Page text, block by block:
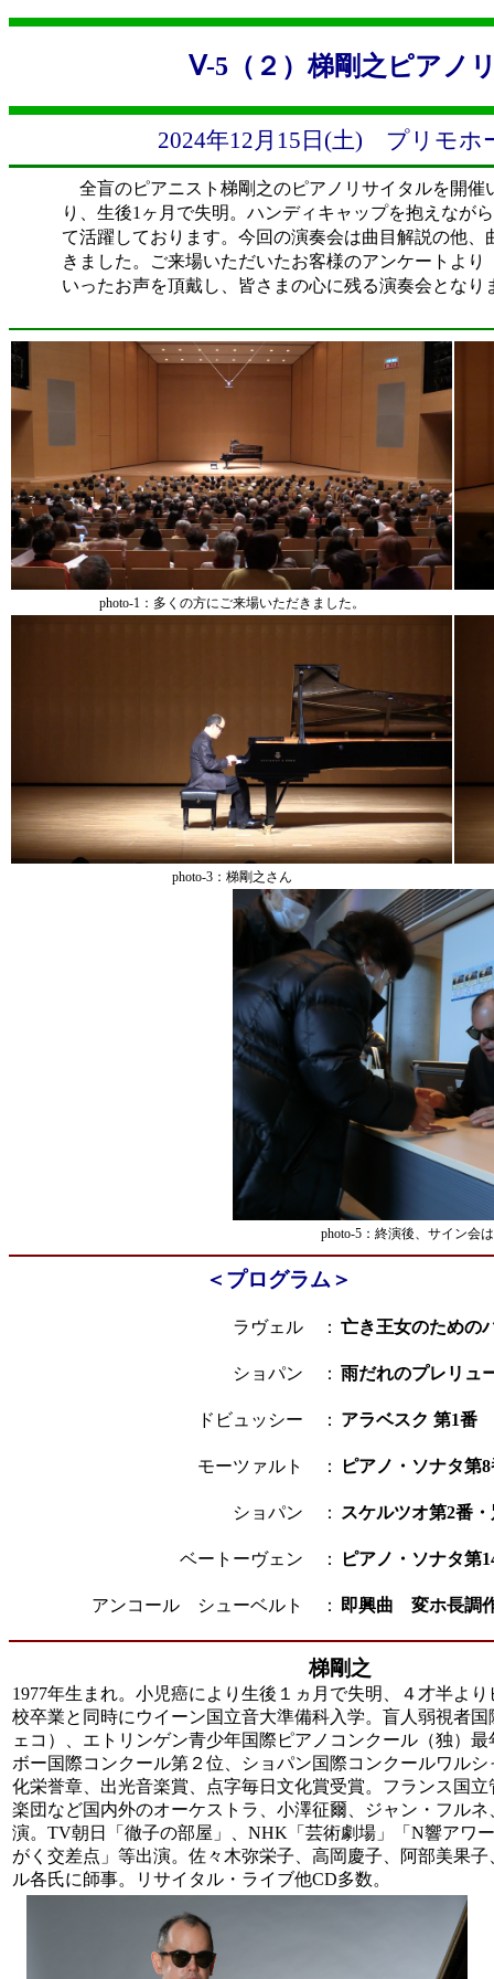
Ⅴ-5（２）梯剛之ピアノ
2024年12月15日(土) プリモ
全盲のピアニスト梯剛之のピアノリサイタルを開催
り、生後1ヶ月で失明。ハンディキャップを抱えなが
て活躍しております。今回の演奏会は曲目解説の他
きました。ご来場いただいたお客様のアンケートよ
いったお声を頂戴し、皆さまの心に残る演奏会となり
photo-1：多くの方にご来場いただきました。
photo-3：梯剛之さん
photo-5：終演後、サイン会
＜プログラム＞
ラヴェル ： 亡き王女のための
ショパン ： 雨だれのプレリュ
ドビュッシー ： アラベスク 第1番
モーツァルト ： ピアノ・ソナタ第
ショパン ： スケルツオ第2番
ベートーヴェン ： ピアノ・ソナタ第
アンコール シューベルト ： 即興曲 変ホ長調
梯剛之
1977年生まれ。小児癌により生後１ヵ月で失明、４才半よ
校卒業と同時にウイーン国立音大準備科入学。盲人弱視者
ェコ）、エトリンゲン青少年国際ピアノコンクール（独）
ボー国際コンクール第２位、ショパン国際コンクールワル
化栄誉章、出光音楽賞、点字毎日文化賞受賞。フランス国
楽団など国内外のオーケストラ、小澤征爾、ジャン・フル
演。TV朝日「徹子の部屋」、NHK「芸術劇場」「N響アワ
がく交差点」等出演。佐々木弥栄子、高岡慶子、阿部美果
ル各氏に師事。リサイタル・ライブ他CD多数。